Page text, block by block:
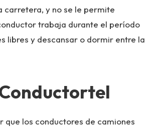
carretera, y no se le permite
trabaja durante el período
libres y descansar o dormir entre la
que los conductores de camiones